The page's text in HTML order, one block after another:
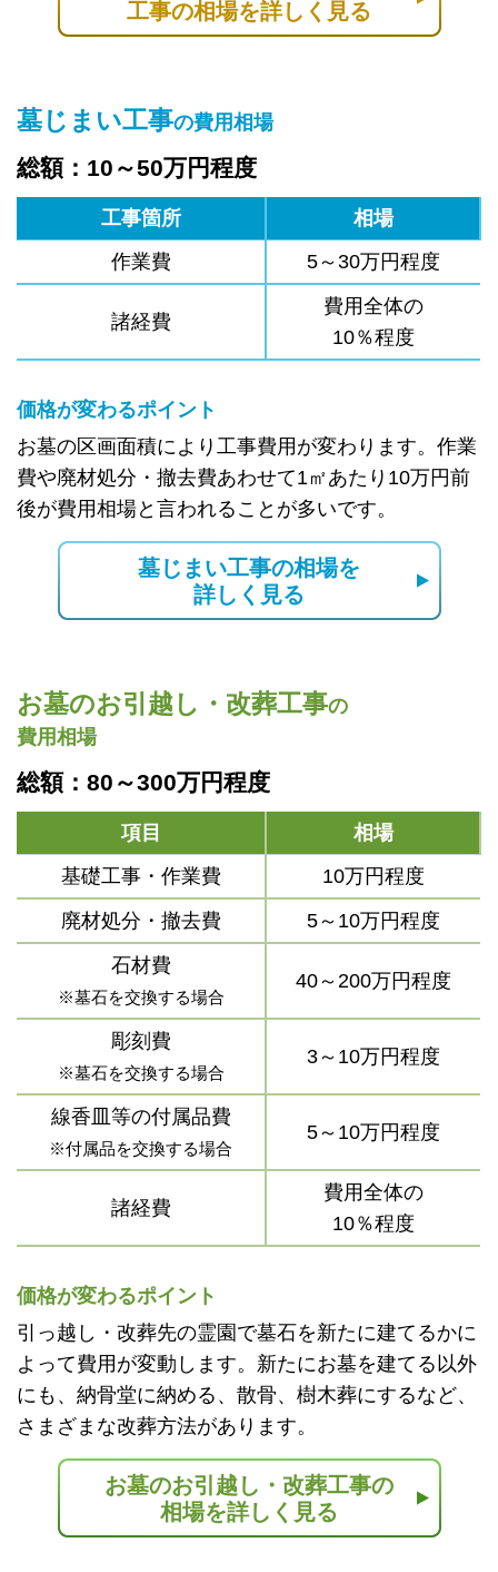
工事の相場を詳しく見る
墓じまい工事の費用相場
総額：10～50万円程度
工事箇所
相場
作業費
5～30万円程度
諸経費
費用全体の
10％程度
価格が変わるポイント
お墓の区画面積により工事費用が変わります。作業
費や廃材処分・撤去費あわせて1㎡あたり10万円前
後が費用相場と言われることが多いです。
墓じまい工事の相場を
詳しく見る
お墓のお引越し・改葬工事の
費用相場
総額：80～300万円程度
項目
相場
基礎工事・作業費
10万円程度
廃材処分・撤去費
5～10万円程度
石材費
※墓石を交換する場合
40～200万円程度
彫刻費
※墓石を交換する場合
3～10万円程度
線香皿等の付属品費
※付属品を交換する場合
5～10万円程度
諸経費
費用全体の
10％程度
価格が変わるポイント
引っ越し・改葬先の霊園で墓石を新たに建てるかに
よって費用が変動します。新たにお墓を建てる以外
にも、納骨堂に納める、散骨、樹木葬にするなど、
さまざまな改葬方法があります。
お墓のお引越し・改葬工事の
相場を詳しく見る